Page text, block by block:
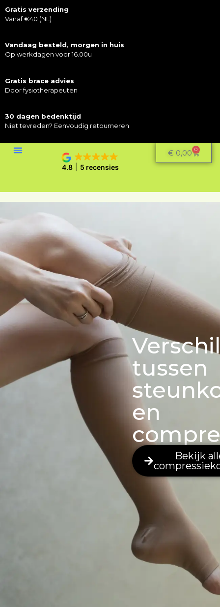
Gratis verzending
Vanaf €40 (NL)
Vandaag besteld, morgen in huis
Op werkdagen voor 16.00u
Gratis brace advies
Door fysiotherapeuten
30 dagen bedenktijd
Niet tevreden? Eenvoudig retourneren
4.8 5 recensies
€ 0,00 0
tussen
en
Bekijk